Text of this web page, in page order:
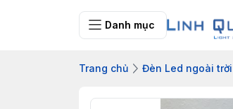
Danh mục
Trang chủ Đèn Led ngoài trời